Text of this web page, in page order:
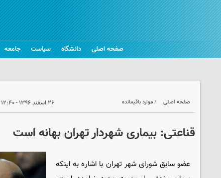
صفحه اصلی دانشگاه سیاست جامعه
صفحه اصلی موارد باقیمانده ۲۶ اسفند ۱۳۹۶ - ۱۲:۴۰
قناعتی: بیماری شهردار تهران بهانه است
عضو سابق شورای شهر تهران با اشاره به اینکه